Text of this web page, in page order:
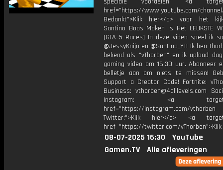
href="https://www.youtube.com/channel/
Bedankt">Klik hier</a> voor het
Santino Boos Maken Is Het LEUKSTE
(GTA 5 Races) In deze video speel ik
@JessyKnijn en @Santino_YT! Ik ben
bekend als "vThorben" en ik upload
gaming video om 16:30 uur. Abonneer
belletje aan om niets te missen!
Support a Creator Code! Fortnite:
Business: vthorben@4alllevels.com
Instagram: <a
href="https://instagram.com/vthorben
Twitter:">Klik hier</a> <a
href="https://twitter.com/
08-07-2025 16:30
YouTube
Gamen.TV
Alle afleveringen